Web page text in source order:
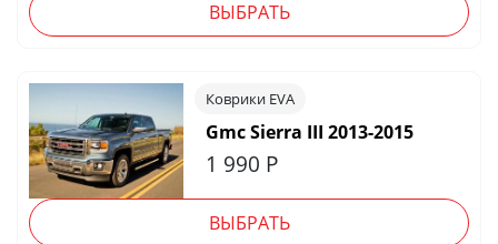
ВЫБРАТЬ
Коврики EVA
Gmc Sierra III 2013-2015
1 990 Р
ВЫБРАТЬ